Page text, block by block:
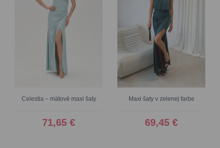
Celestia – mätové maxi šaty
71,65 €
Maxi šaty v zelenej farbe
69,45 €